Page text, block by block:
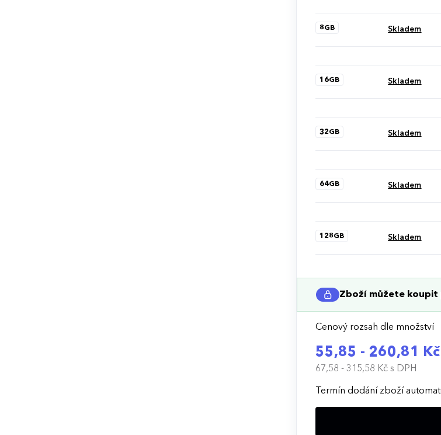
8GB Skladem
16GB Skladem
32GB Skladem
64GB Skladem
128GB Skladem
Zboží můžete koupit
Cenový rozsah dle množství
55,85 - 260,81 Kč
67,58 - 315,58 Kčs DPH
Termín dodání zboží